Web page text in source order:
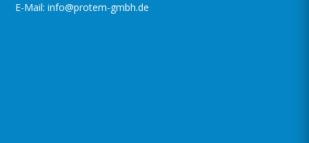
E-Mail: info@protem-gmbh.de